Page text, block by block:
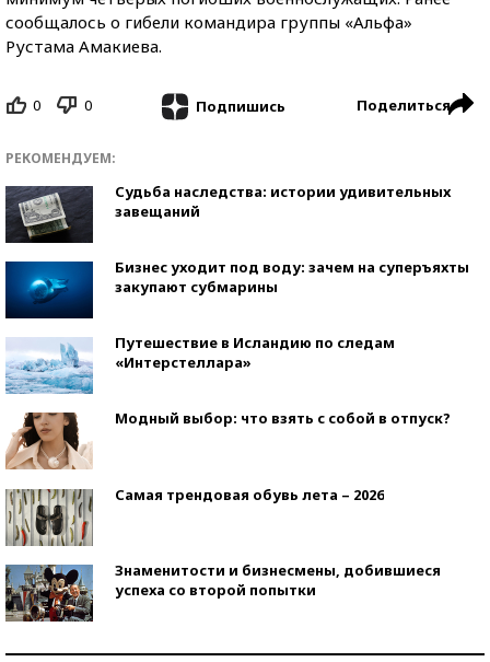
сообщалось о гибели командира группы «Альфа»
Рустама Амакиева.
0 0 Подпишись Поделиться
РЕКОМЕНДУЕМ:
Судьба наследства: истории удивительных
завещаний
Бизнес уходит под воду: зачем на суперъяхты
закупают субмарины
Путешествие в Исландию по следам
«Интерстеллара»
Модный выбор: что взять с собой в отпуск?
Самая трендовая обувь лета – 2026
Знаменитости и бизнесмены, добившиеся
успеха со второй попытки